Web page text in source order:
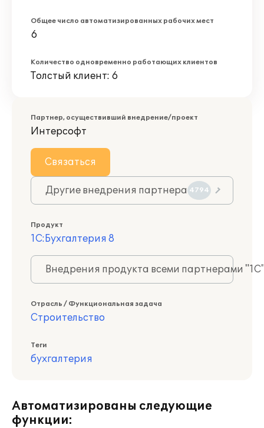
Общее число автоматизированных рабочих мест
6
Количество одновременно работающих клиентов
Толстый клиент: 6
Партнер, осуществивший внедрение/проект
Интерсофт
Связаться
Другие внедрения партнера 4794
Продукт
1С:Бухгалтерия 8
Внедрения продукта всеми партнерами
Отрасль / Функциональная задача
Строительство
Теги
бухгалтерия
Автоматизированы следующие
функции: